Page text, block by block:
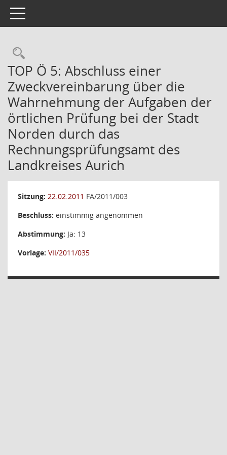
Toggle navigation
Rechercheauswahl
TOP Ö 5: Abschluss einer
Zweckvereinbarung über die
Wahrnehmung der Aufgaben der
örtlichen Prüfung bei der Stadt
Norden durch das
Rechnungsprüfungsamt des
Landkreises Aurich
Sitzung: 22.02.2011 FA/2011/003
Beschluss: einstimmig angenommen
Abstimmung: Ja: 13
Vorlage: VII/2011/035